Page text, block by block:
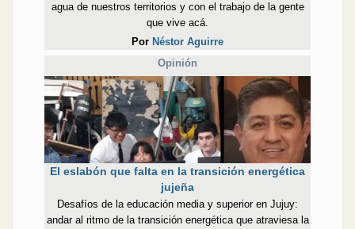
agua de nuestros territorios y con el trabajo de la gente
que vive acá.
Por Néstor Aguirre
Opinión
El eslabón que falta en la transición energética
jujeña
Desafíos de la educación media y superior en Jujuy:
andar al ritmo de la transición energética que atraviesa la